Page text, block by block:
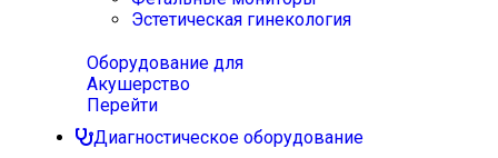
Эстетическая гинекология
Оборудование для
Акушерство
Перейти
Диагностическое оборудование